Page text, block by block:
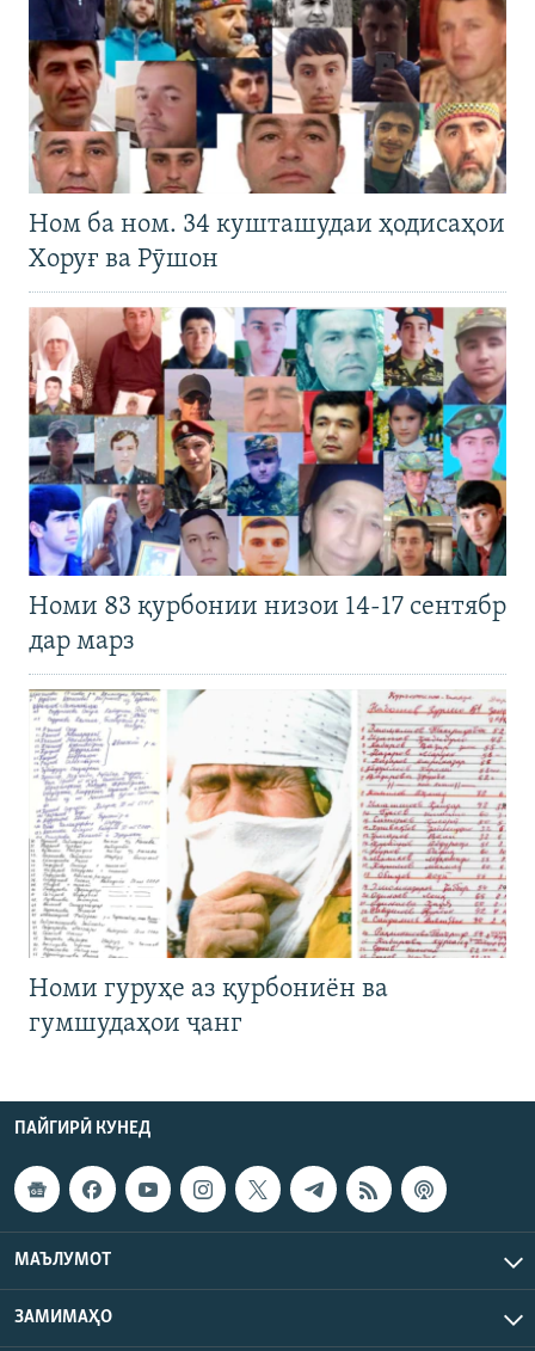
Ном ба ном. 34 кушташудаи ҳодисаҳои
Хоруғ ва Рӯшон
Номи 83 қурбонии низои 14-17 сентябр
дар марз
Номи гуруҳе аз қурбониён ва
гумшудаҳои ҷанг
ПАЙГИРӢ КУНЕД
МАЪЛУМОТ
ЗАМИМАҲО